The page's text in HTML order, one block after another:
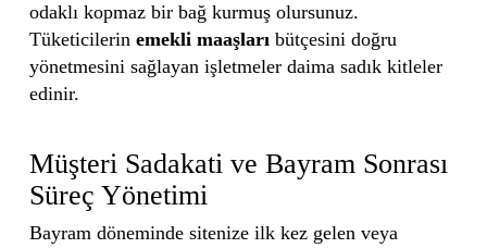
odaklı kopmaz bir bağ kurmuş olursunuz.
Tüketicilerin emekli maaşlarıbütçesini doğru
yönetmesini sağlayan işletmeler daima sadık kitleler
edinir.
Müşteri Sadakati ve Bayram Sonrası
Süreç Yönetimi
Bayram döneminde sitenize ilk kez gelen veya